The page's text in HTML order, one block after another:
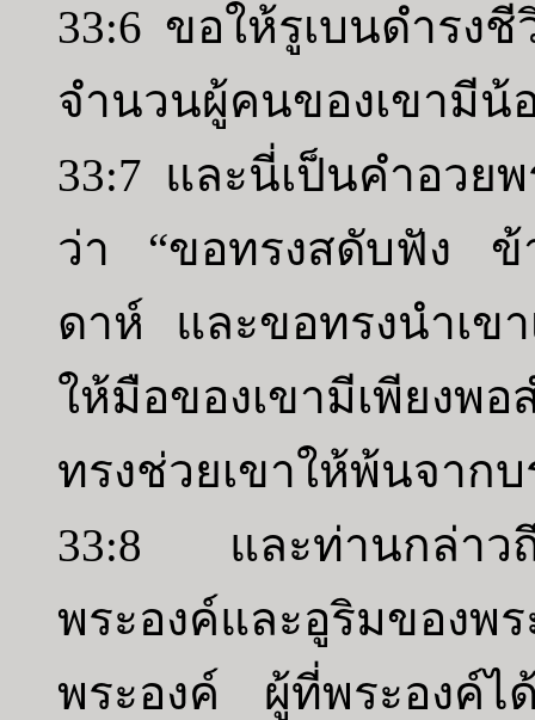
33:6 ขอให้รูเบนดำรง
จำนวนผู้คนของเขามีน้
33:7 และนี่เป็นคำอวย
ว่า “ขอทรงสดับฟัง ข้
ดาห์ และขอทรงนำเข
ให้มือของเขามีเพียง
ทรงช่วยเขาให้พ้นจากบ
33:8 และท่านกล่าว
พระองค์และอูริมของพ
พระองค์ ผู้ที่พระองค์ไ